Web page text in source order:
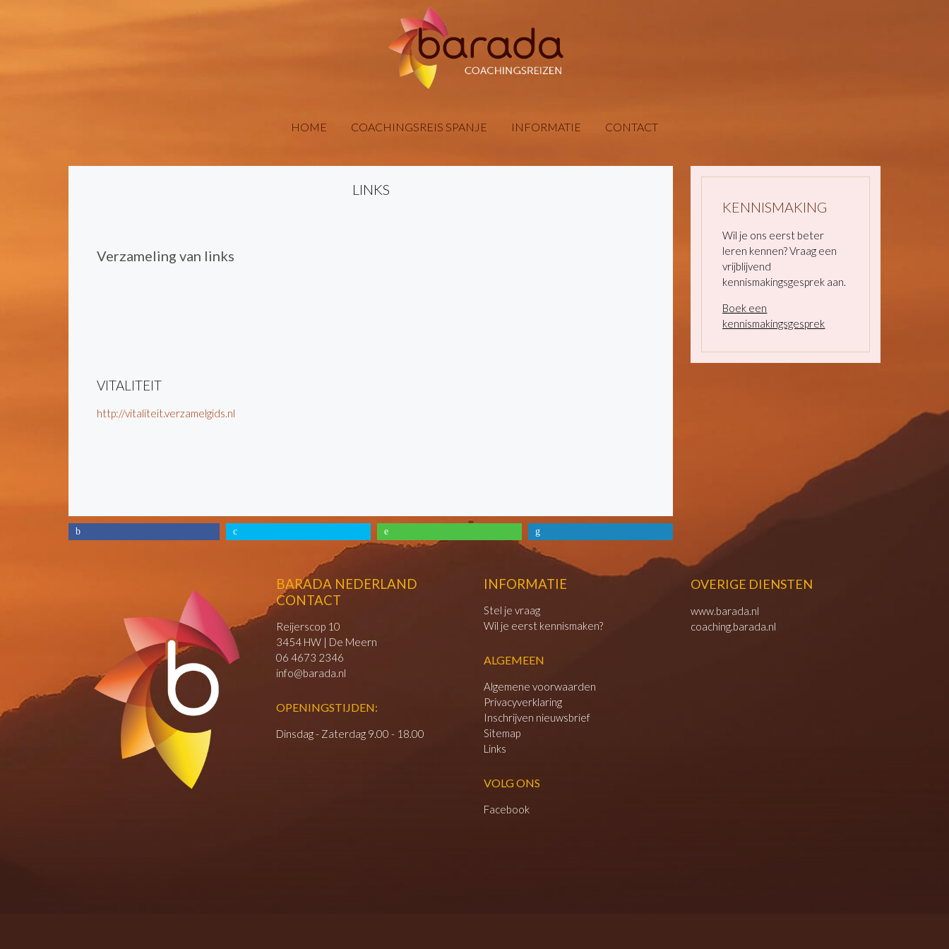
HOME COACHINGSREIS SPANJE INFORMATIE CONTACT
LINKS
Verzameling van links
VITALITEIT
http://vitaliteit.verzamelgids.nl
KENNISMAKING
Wil je ons eerst beter
leren kennen? Vraag een
vrijblijvend
kennismakingsgesprek aan.
Boek een
kennismakingsgesprek
BARADA NEDERLAND
CONTACT
Reijerscop 10
3454 HW | De Meern
06 4673 2346
info@barada.nl
OPENINGSTIJDEN:
Dinsdag - Zaterdag 9.00 - 18.00
INFORMATIE
Stel je vraag
Wil je eerst kennismaken?
ALGEMEEN
Algemene voorwaarden
Privacyverklaring
Inschrijven nieuwsbrief
Sitemap
Links
VOLG ONS
Facebook
OVERIGE DIENSTEN
www.barada.nl
coaching.barada.nl